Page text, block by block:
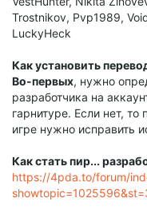
Trostnikov, Pvp1989,
LuckyHeck
Как установить
Во-первых, нужно
разработчика на
гарнитуре. Если нет, то
игре нужно исправить
Как стать пир...
https://4pda.to/forum/